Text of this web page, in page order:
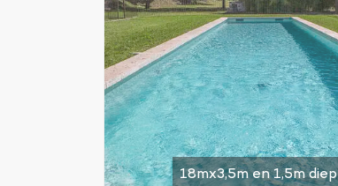
18mx3,5m en 1,5m diep